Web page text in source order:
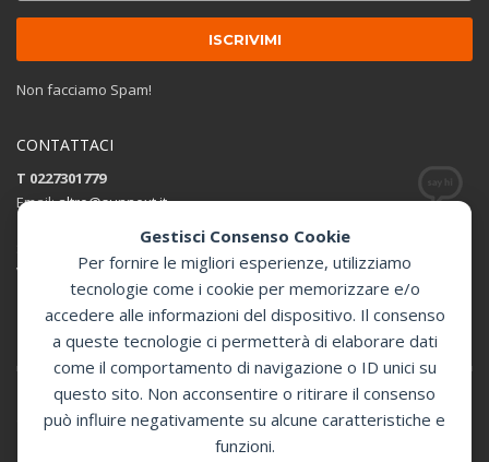
Gestisci Consenso Cookie
Per fornire le migliori esperienze, utilizziamo
tecnologie come i cookie per memorizzare e/o
accedere alle informazioni del dispositivo. Il consenso
a queste tecnologie ci permetterà di elaborare dati
come il comportamento di navigazione o ID unici su
questo sito. Non acconsentire o ritirare il consenso
può influire negativamente su alcune caratteristiche e
funzioni.
Non facciamo Spam!
CONTATTACI
T 0227301779
Email:altro@sunnext.it
Via Perugino 44 , 20093 Cologno Monzese (MI)
Apri in Google Maps
GET SOCIAL